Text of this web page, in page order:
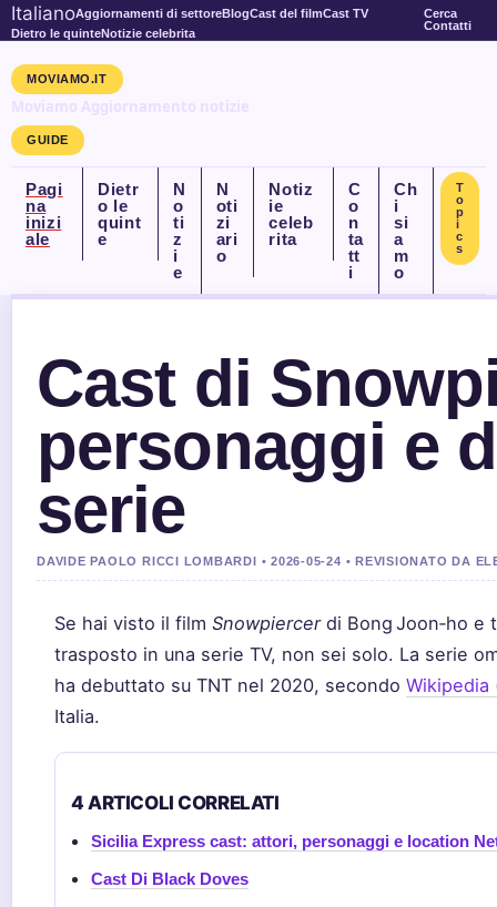
ItalianoAggiornamenti di settoreBlogCast del filmCast TV
Dietro le quinteNotizie celebrita
Cerca
Contatti
MOVIAMO.IT
Moviamo Aggiornamento notizie
GUIDE
Pagi
na
inizi
ale
Dietr
o le
quint
e
N
o
ti
z
i
e
N
oti
zi
ari
o
Notiz
ie
celeb
rita
C
o
n
ta
tt
i
Ch
i
si
a
m
o
T
o
p
i
c
s
Cast di
personaggi e
serie
DAVIDE PAOLO RICCI LOMBARDI • 2026-05-24 • REVISIONATO DA
Se hai visto il film Snowpiercerdi Bong Joon‑ho e
trasposto in una serie TV, non sei solo. La serie
ha debuttato su TNT nel 2020, secondo Wikipedia
Italia.
4 ARTICOLI CORRELATI
Sicilia Express cast: attori, personaggi e location
Cast Di Black Doves